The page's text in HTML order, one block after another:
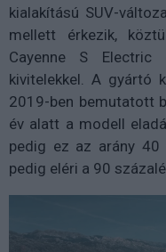
kialakítású SUV-
mellett érkezik,
Cayenne S
kivitelekkel. A gyártó
2019-ben bemutatott
év alatt a modell
pedig ez az arány 40
pedig eléri a 90